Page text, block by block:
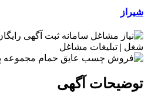
شیراز
توضیحات آگهی